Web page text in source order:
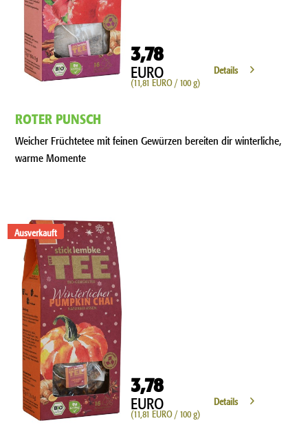
3,78
EURO
(11,81 EURO / 100 g)
Details
ROTER PUNSCH
Weicher Früchtetee mit feinen Gewürzen bereiten dir winterliche,
warme Momente
Ausverkauft
3,78
EURO
(11,81 EURO / 100 g)
Details